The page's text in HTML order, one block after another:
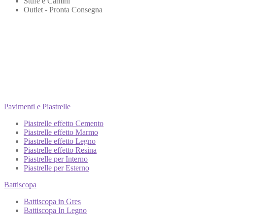
Outlet - Pronta Consegna
Pavimenti e Piastrelle
Piastrelle effetto Cemento
Piastrelle effetto Marmo
Piastrelle effetto Legno
Piastrelle effetto Resina
Piastrelle per Interno
Piastrelle per Esterno
Battiscopa
Battiscopa in Gres
Battiscopa In Legno